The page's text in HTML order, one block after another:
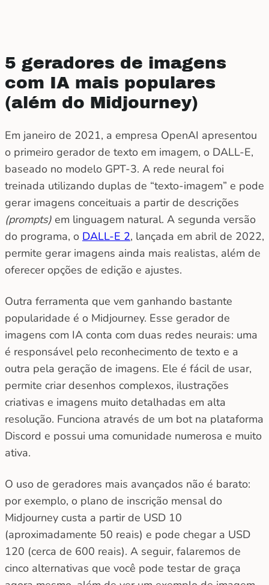
5 geradores de imagens
com IA mais populares
(além do Midjourney)
Em janeiro de 2021, a empresa OpenAI apresentou
o primeiro gerador de texto em imagem, o DALL-E,
baseado no modelo GPT-3. A rede neural foi
treinada utilizando duplas de “texto-imagem” e pode
gerar imagens conceituais a partir de descrições
(prompts) em linguagem natural. A segunda versão
do programa, o DALL-E 2, lançada em abril de 2022,
permite gerar imagens ainda mais realistas, além de
oferecer opções de edição e ajustes.
Outra ferramenta que vem ganhando bastante
popularidade é o Midjourney. Esse gerador de
imagens com IA conta com duas redes neurais: uma
é responsável pelo reconhecimento de texto e a
outra pela geração de imagens. Ele é fácil de usar,
permite criar desenhos complexos, ilustrações
criativas e imagens muito detalhadas em alta
resolução. Funciona através de um bot na plataforma
Discord e possui uma comunidade numerosa e muito
ativa.
O uso de geradores mais avançados não é barato:
por exemplo, o plano de inscrição mensal do
Midjourney custa a partir de USD 10
(aproximadamente 50 reais) e pode chegar a USD
120 (cerca de 600 reais). A seguir, falaremos de
cinco alternativas que você pode testar de graça